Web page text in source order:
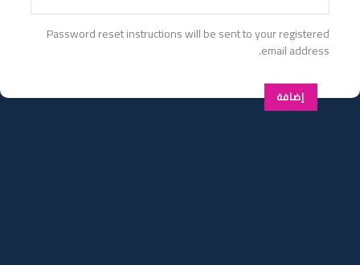
Password reset instructions will be sent to your registered
email address.